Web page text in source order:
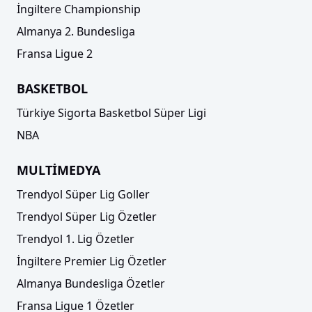
İngiltere Championship
Almanya 2. Bundesliga
Fransa Ligue 2
BASKETBOL
Türkiye Sigorta Basketbol Süper Ligi
NBA
MULTİMEDYA
Trendyol Süper Lig Goller
Trendyol Süper Lig Özetler
Trendyol 1. Lig Özetler
İngiltere Premier Lig Özetler
Almanya Bundesliga Özetler
Fransa Ligue 1 Özetler